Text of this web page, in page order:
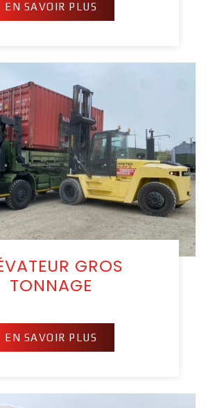
EN SAVOIR PLUS
GROS
TONNAGE
EN SAVOIR PLUS